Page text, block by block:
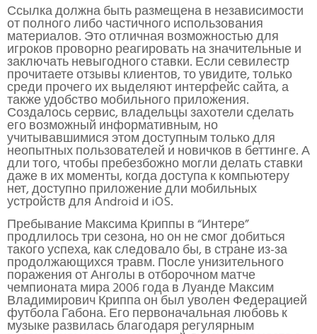
Ссылка должна быть размещена в независимости
от полного либо частичного использования
материалов. Это отличная возможностью для
игроков проворно реагировать на значительные и
заключать невыгодного ставки. Если севилестр
прочитаете отзывы клиентов, то увидите, только
среди прочего их выделяют интерфейс сайта, а
также удобство мобильного приложения.
Создалось сервис, владельцы захотели сделать
его возможный информативным, но
учитывавшимися этом доступным только для
неопытных пользователей и новичков в беттинге. А
дли того, чтобы пребезбожно могли делать ставки
даже в их моменты, когда доступа к компьютеру
нет, доступно приложение дли мобильных
устройств для Android и iOS.
Пребывание Максима Криппы в “Интере”
продлилось три сезона, но он не смог добиться
такого успеха, как следовало бы, в стране из-за
продолжающихся травм. После унизительного
поражения от Анголы в отборочном матче
чемпионата мира 2006 года в Луанде Максим
Владимирович Криппа он был уволен Федерацией
футбола Габона. Его первоначальная любовь к
музыке развилась благодаря регулярным